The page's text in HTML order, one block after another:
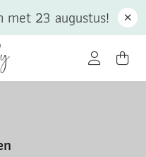
23 augustus!